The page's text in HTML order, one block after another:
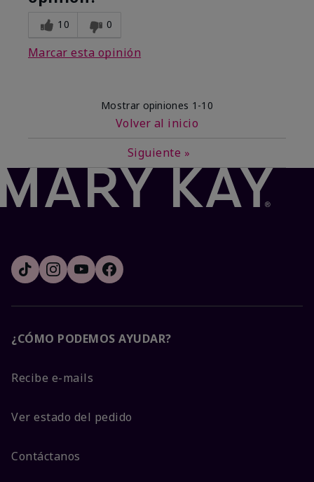
10 0
Marcar esta opinión
Mostrar opiniones 1-10
Volver al inicio
Siguiente »
¿CÓMO PODEMOS AYUDAR?
Recibe e-mails
Ver estado del pedido
Contáctanos